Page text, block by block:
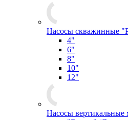
Насосы скважинные
4"
6"
8"
10"
12"
Насосы вертикальные